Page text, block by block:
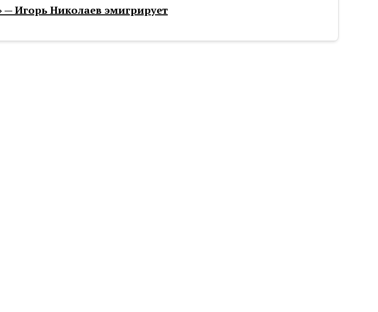
— Игорь Николаев эмигpирует